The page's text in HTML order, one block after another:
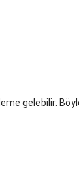
gelebilir.